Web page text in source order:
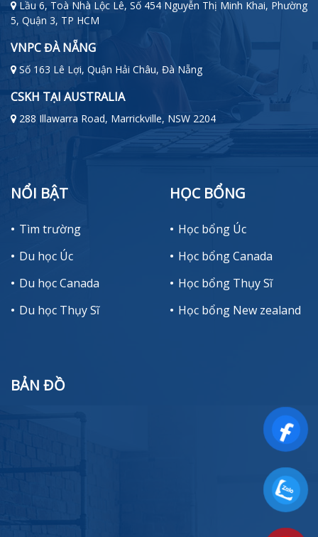
Lầu 6, Toà Nhà Lộc Lê, Số 454 Nguyễn Thị Minh Khai, Phường
5, Quận 3, TP HCM
VNPC ĐÀ NẴNG
Số 163 Lê Lợi, Quận Hải Châu, Đà Nẵng
CSKH TẠI AUSTRALIA
288 Illawarra Road, Marrickville, NSW 2204
NỔI BẬT
Tìm trường
Du học Úc
Du học Canada
Du học Thụy Sĩ
HỌC BỔNG
Học bổng Úc
Học bổng Canada
Học bổng Thụy Sĩ
Học bổng New zealand
BẢN ĐỒ